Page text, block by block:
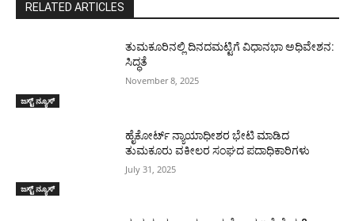
RELATED ARTICLES
ಜಸ್ಟ್ ನ್ಯೂಸ್
ತುಮಕೂರಿನಲ್ಲಿ ದಿನದಮಟ್ಟಿಗೆ ವಿಧಾನಭಾ ಅಧಿವೇಶನ:
ಸಿದ್ಧತೆ
November 8, 2025
ಜಸ್ಟ್ ನ್ಯೂಸ್
ಹೈಕೋರ್ಟ್ ನ್ಯಾಯಾಧೀಶರ ಭೇಟಿ ಮಾಡಿದ
ತುಮಕೂರು ವಕೀಲರ ಸಂಘದ ಪದಾಧಿಕಾರಿಗಳು
July 31, 2025